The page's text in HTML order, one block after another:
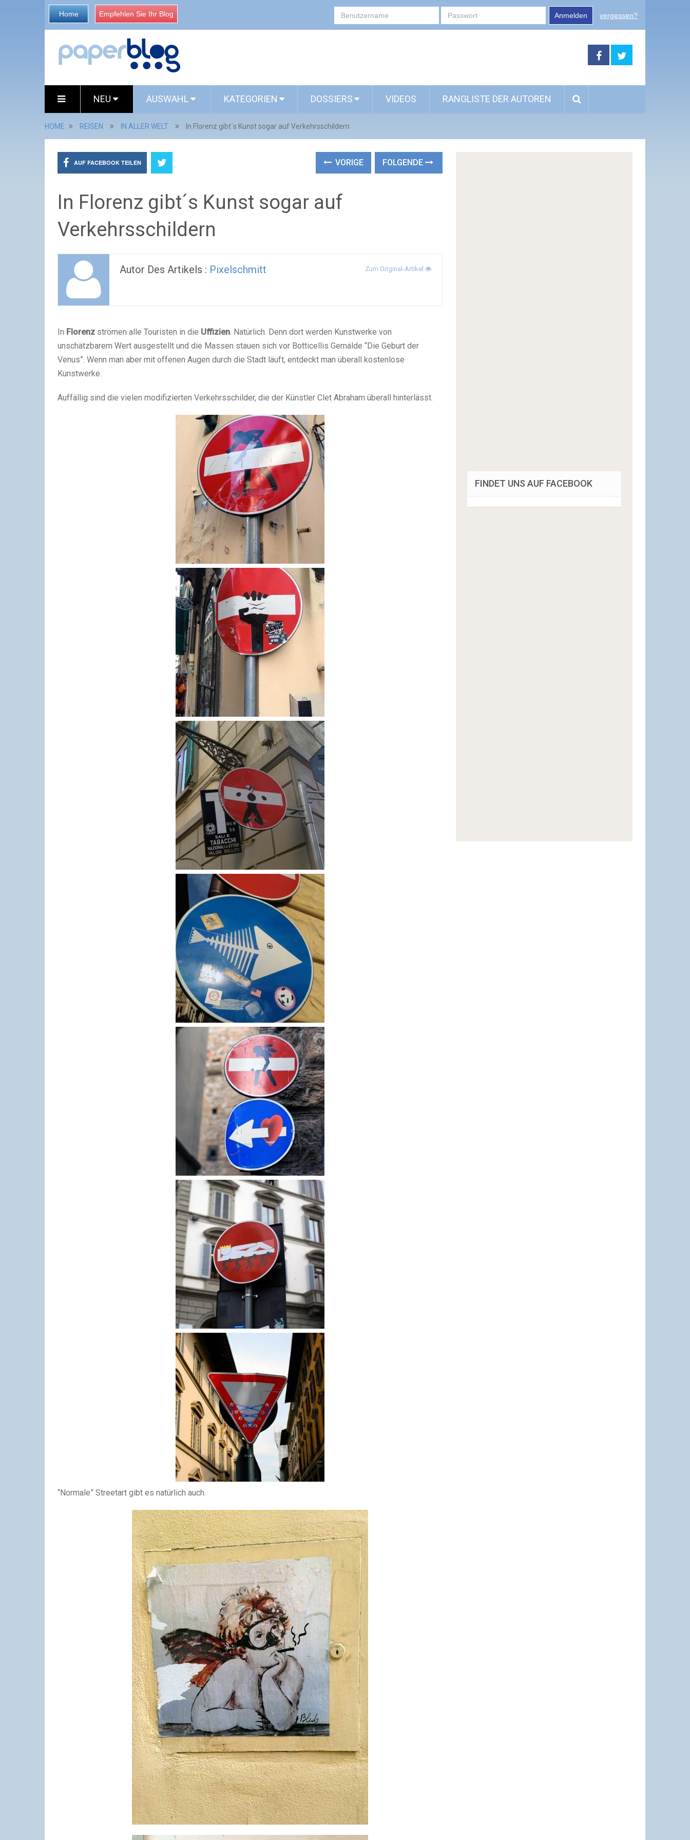
Home Empfehlen Sie Ihr Blog Anmelden vergessen?
NEU AUSWAHL KATEGORIEN DOSSIERS VIDEOS RANGLISTE DER AUTOREN
HOME REISEN IN ALLER WELT In Florenz gibt´s Kunst sogar auf Verkehrsschildern
AUF FACEBOOK TEILEN VORIGE FOLGENDE
In Florenz gibt´s Kunst sogar auf
Verkehrsschildern
Autor Des Artikels : Pixelschmitt Zum Original-Artikel
In Florenz strömen alle Touristen in die Uffizien. Natürlich. Denn dort werden Kunstwerke von
unschätzbarem Wert ausgestellt und die Massen stauen sich vor Botticellis Gemälde “Die Geburt der
Venus”. Wenn man aber mit offenen Augen durch die Stadt läuft, entdeckt man überall kostenlose
Kunstwerke.
Auffällig sind die vielen modifizierten Verkehrsschilder, die der Künstler Clet Abraham überall hinterlässt.
“Normale” Streetart gibt es natürlich auch.
FINDET UNS AUF FACEBOOK